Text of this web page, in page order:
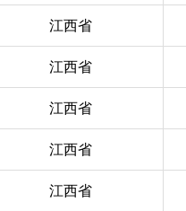
江西省
江西省
江西省
江西省
江西省